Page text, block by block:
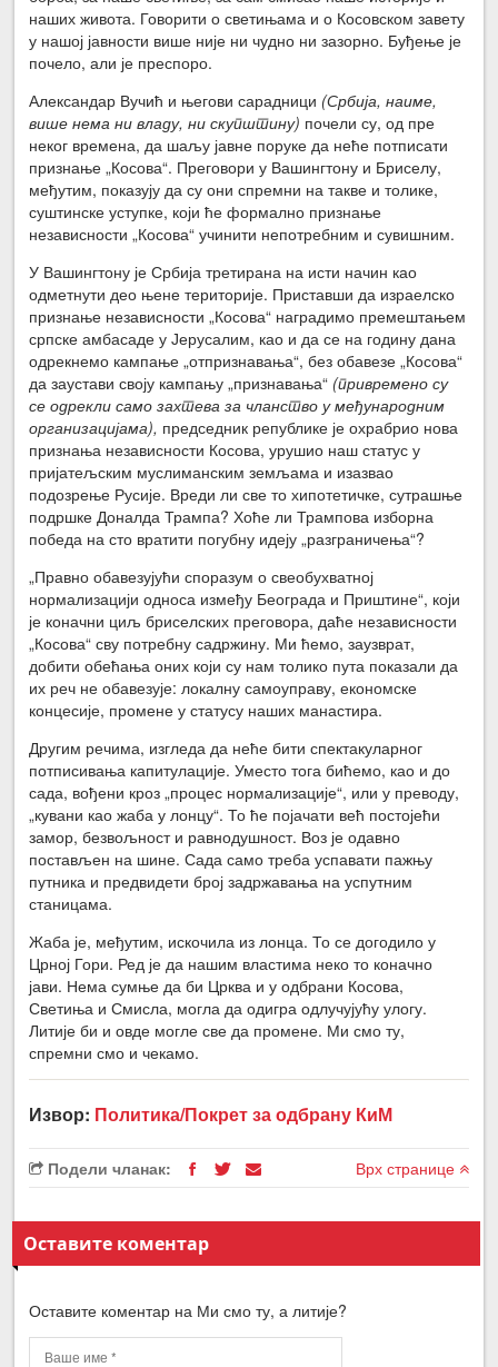
наших живота. Говорити о светињама и о Косовском завету
у нашој јавности више није ни чудно ни зазорно. Буђење је
почело, али је преспоро.
Александар Вучић и његови сарадници (Србија, наиме,
више нема ни владу, ни скупштину) почели су, од пре
неког времена, да шаљу јавне поруке да неће потписати
признање „Косова“. Преговори у Вашингтону и Бриселу,
међутим, показују да су они спремни на такве и толике,
суштинске уступке, који ће формално признање
независности „Косова“ учинити непотребним и сувишним.
У Вашингтону је Србија третирана на исти начин као
одметнути део њене територије. Приставши да израелско
признање независности „Косова“ наградимо премештањем
српске амбасаде у Јерусалим, као и да се на годину дана
одрекнемо кампање „отпризнавања“, без обавезе „Косова“
да заустави своју кампању „признавања“ (привремено су
се одрекли само захтева за чланство у међународним
организацијама), председник републике је охрабрио нова
признања независности Косова, урушио наш статус у
пријатељским муслиманским земљама и изазвао
подозрење Русије. Вреди ли све то хипотетичке, сутрашње
подршке Доналда Трампа? Хоће ли Трампова изборна
победа на сто вратити погубну идеју „разграничења“?
„Правно обавезујући споразум о свеобухватној
нормализацији односа између Београда и Приштине“, који
је коначни циљ бриселских преговора, даће независности
„Косова“ сву потребну садржину. Ми ћемо, заузврат,
добити обећања оних који су нам толико пута показали да
их реч не обавезује: локалну самоуправу, економске
концесије, промене у статусу наших манастира.
Другим речима, изгледа да неће бити спектакуларног
потписивања капитулације. Уместо тога бићемо, као и до
сада, вођени кроз „процес нормализације“, или у преводу,
„кувани као жаба у лонцу“. То ће појачати већ постојећи
замор, безвољност и равнодушност. Воз је одавно
постављен на шине. Сада само треба успавати пажњу
путника и предвидети број задржавања на успутним
станицама.
Жаба је, међутим, искочила из лонца. То се догодило у
Црној Гори. Ред је да нашим властима неко то коначно
јави. Нема сумње да би Црква и у одбрани Косова,
Светиња и Смисла, могла да одигра одлучујућу улогу.
Литије би и овде могле све да промене. Ми смо ту,
спремни смо и чекамо.
Извор: Политика/Покрет за одбрану КиМ
Подели чланак: Врх странице
Оставите коментар
Оставите коментар на Ми смо ту, а литије?